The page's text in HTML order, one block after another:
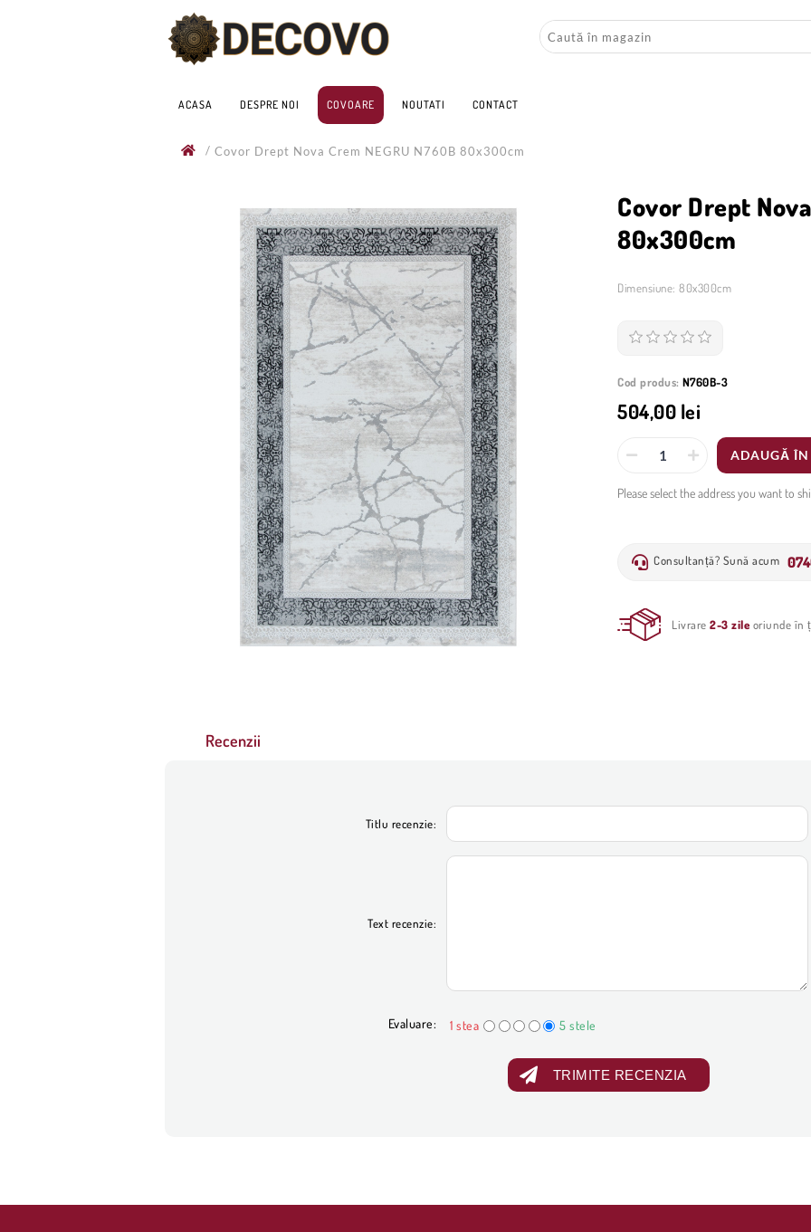
ACASA DESPRE NOI COVOARE NOUTATI CONTACT
/ Covor Drept Nova Crem NEGRU N760B 80x300cm
Covor Drept
80x300cm
Dimensiune: 80x300cm
Cod produs: N760B-3
504,00 lei
ADAUGĂ ÎN
Please select the address you want to
Consultanță? Sună acum
Livrare2-3 zile oriunde în
Recenzii
Titlu recenzie:
Text recenzie:
Evaluare: 1 stea 5 stele
TRIMITE RECENZIA